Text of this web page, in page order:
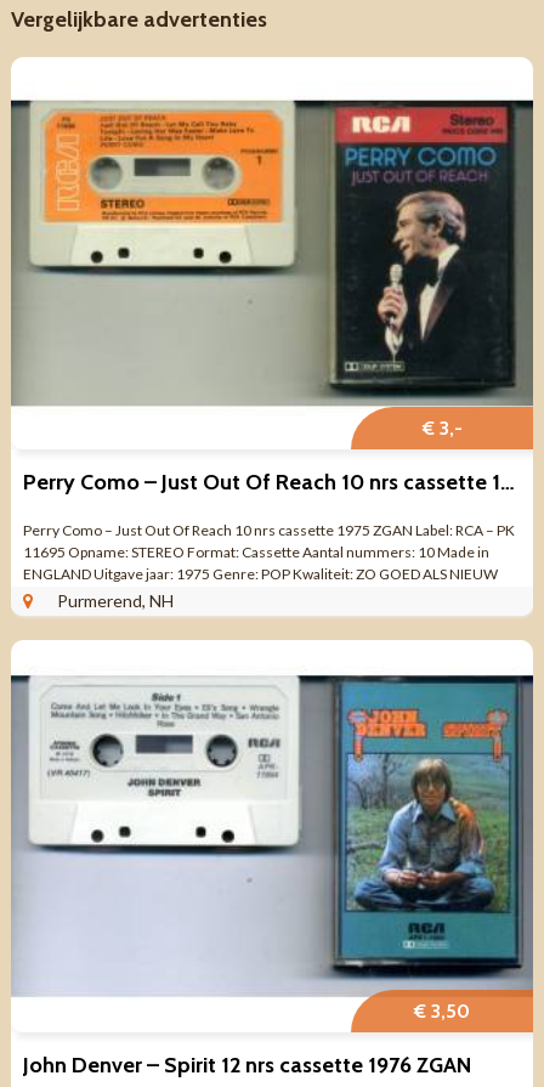
Vergelijkbare advertenties
€ 3,-
Perry Como – Just Out Of Reach 10 nrs cassette 1975 ZGAN
Perry Como – Just Out Of Reach 10 nrs cassette 1975 ZGAN Label: RCA – PK
11695 Opname: STEREO Format: Cassette Aantal nummers: 10 Made in
ENGLAND Uitgave jaar: 1975 Genre: POP Kwaliteit: ZO GOED ALS NIEUW
Programme ...
Purmerend, NH
€ 3,50
John Denver – Spirit 12 nrs cassette 1976 ZGAN